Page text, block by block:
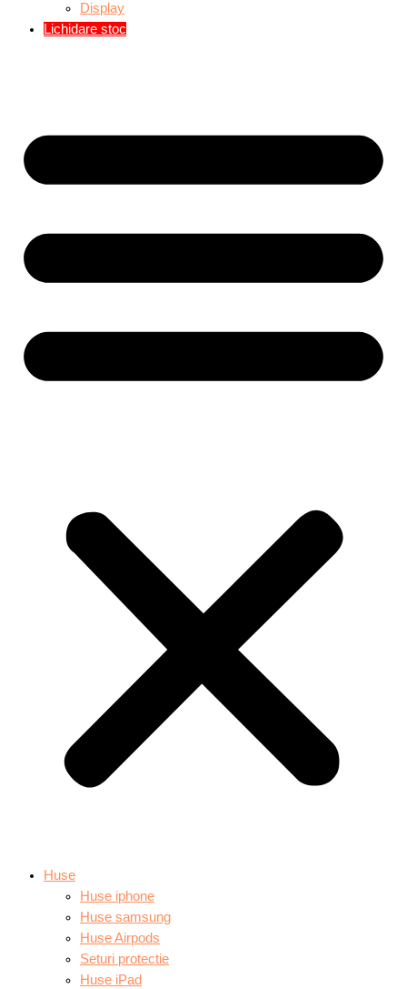
Display
Lichidare stoc
Huse
Huse iphone
Huse samsung
Huse Airpods
Seturi protectie
Huse iPad